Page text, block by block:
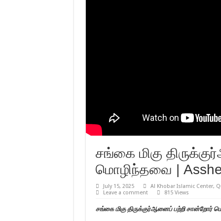
சங்கை மிகு
மொழிந்தவை |
July 15, 2025 Al Khobar Islamic Center,
Leave a comment
815 Views
சங்கை மிகு திருக்குர்ஆனைப் பற்றி சான்றோர்